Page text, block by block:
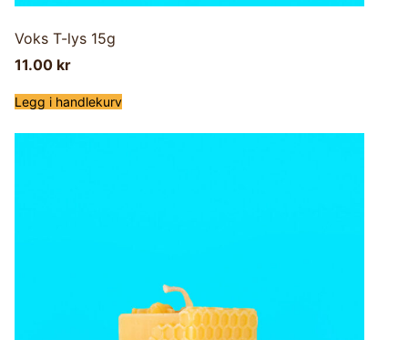
Voks T-lys 15g
11.00 kr
Legg i handlekurv